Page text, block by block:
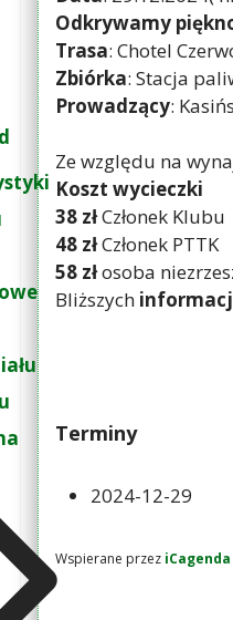
Odkrywamy
Trasa: Chotel
Zbiórka: Stacja
Prowadzący:
Ze względu na
Koszt wycieczki
38 złCzłonek Klubu
48 złCzłonek PTTK
58 złosoba
Bliższych
Terminy
2024-12-29
Wspierane przez iCagenda